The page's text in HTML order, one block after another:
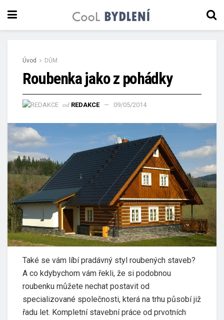
Úvod DŮM
Roubenka jako z pohádky
od REDAKCE 09/05/2014
Také se vám líbí pradávný styl roubených staveb?
A co kdybychom vám řekli, že si podobnou
roubenku můžete nechat postavit od
specializované společnosti, která na trhu působí již
řadu let. Kompletní stavební práce od prvotních